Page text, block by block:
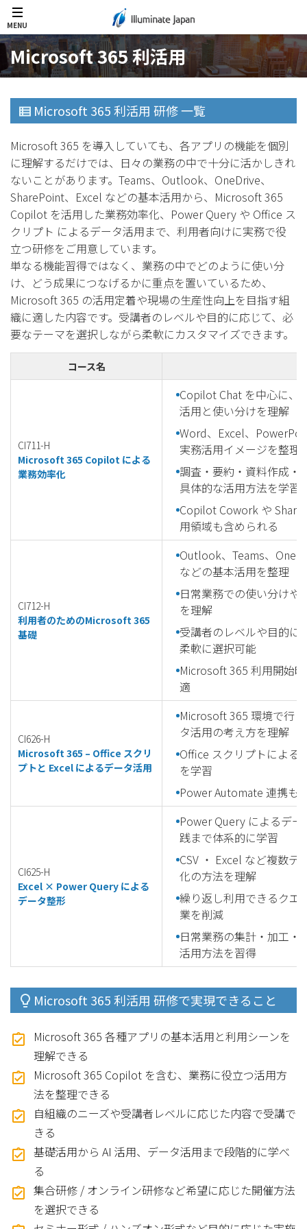
MENU
Microsoft 365 利活用
Microsoft 365 利活用 研修 一覧
Microsoft 365 を導入していても、各アプリの機能を個別
に理解するだけでは、日々の業務の中で十分に活かしきれ
ないことがあります。Teams、Outlook、OneDrive、
SharePoint、Excel などの基本活用から、Microsoft 365
Copilot を活用した業務効率化、Power Query や Office ス
クリプト によるデータ活用まで、利用者向けに実務で役
立つ研修をご用意しています。
単なる機能習得ではなく、業務の中でどのように使い分
け、どう成果につなげるかに重点を置いているため、
Microsoft 365 の活用定着や現場の生産性向上を目指す組
織に適した内容です。受講者のレベルや目的に応じて、必
要なテーマを選択しながら柔軟にカスタマイズできます。
コース名
CI711-H
Microsoft 365 Copilot による
業務効率化
Copilot Chat を中心に、
活用と使い分けを理解
Word、Excel、
実務活用イメージを整理
調査・要約・資料作成・
具体的な活用方法を学習
Copilot Cowork や
用領域も含められる
CI712-H
利用者のためのMicrosoft 365
基礎
Outlook、Teams、
などの基本活用を整理
日常業務での使い分けや
を理解
受講者のレベルや目的に
柔軟に選択可能
Microsoft 365 利用開始
適
CI626-H
Microsoft 365 – Office スクリ
プトと Excel によるデータ活用
Microsoft 365 環境で行
タ活用の考え方を理解
Office スクリプトによる
を学習
Power Automate 連携も
CI625-H
Excel × Power Query による
データ整形
Power Query によるデ
践まで体系的に学習
CSV ・ Excel など複数
化の方法を理解
繰り返し利用できるクエ
業を削減
日常業務の集計・加工・
活用方法を習得
Microsoft 365 利活用 研修で実現できること
Microsoft 365 各種アプリの基本活用と利用シーンを
理解できる
Microsoft 365 Copilot を含む、業務に役立つ活用方
法を整理できる
自組織のニーズや受講者レベルに応じた内容で受講で
きる
基礎活用から AI 活用、データ活用まで段階的に学べ
る
集合研修 / オンライン研修など希望に応じた開催方法
を選択できる